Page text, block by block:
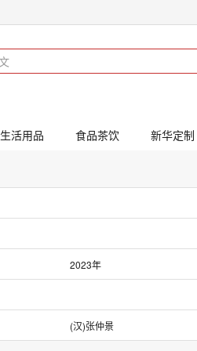
生活用品 食品茶饮 新华定制
2023年
2013年
2008年
(汉)张仲景